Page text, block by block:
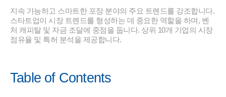
지속 가능하고 스마트한 포장 분야의 주요 트렌드를 강조합니다.
스타트업이 시장 트렌드를 형성하는 데 중요한 역할을 하며, 벤
처 캐피탈 및 자금 조달에 중점을 둡니다. 상위 10개 기업의 시장
점유율 및 특허 분석을 제공합니다.
Table of Contents